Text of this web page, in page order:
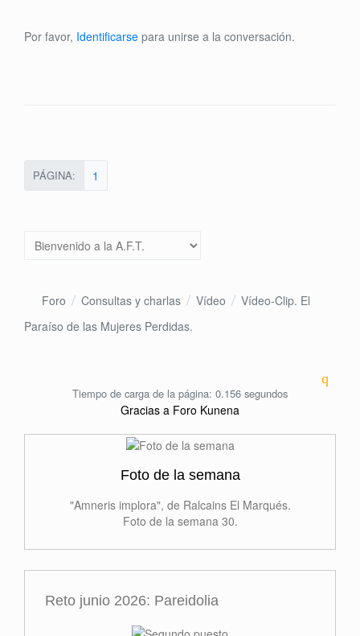
Por favor, Identificarse para unirse a la conversación.
PÁGINA: 1
Foro Consultas y charlas Vídeo
Vídeo-Clip. El
Paraíso de las Mujeres Perdidas.
Tiempo de carga de la página: 0.156 segundos
Gracias a Foro Kunena
Foto de la semana
"Amneris implora", de Ralcains El Marqués.
Foto de la semana 30.
Reto junio 2026: Pareidolia